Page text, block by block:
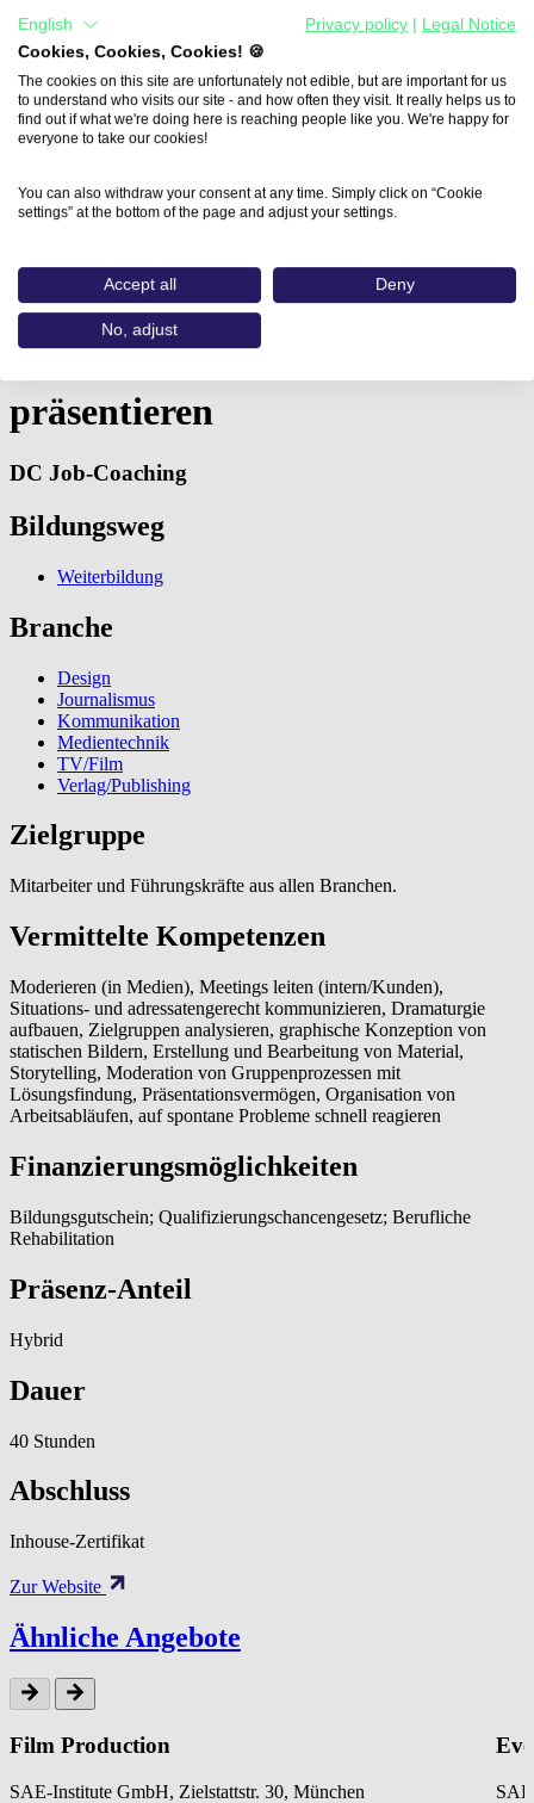
Home
Aus- und Weiterbildungen
Gekonnt moderieren - kreativ…
präsentieren
DC Job-Coaching
Bildungsweg
Weiterbildung
Branche
Design
Journalismus
Kommunikation
Medientechnik
TV/Film
Verlag/Publishing
Zielgruppe
Mitarbeiter und Führungskräfte aus allen Branchen.
Vermittelte Kompetenzen
Moderieren (in Medien), Meetings leiten (intern/Kunden),
Situations- und adressatengerecht kommunizieren, Dramaturgie
aufbauen, Zielgruppen analysieren, graphische Konzeption von
statischen Bildern, Erstellung und Bearbeitung von Material,
Storytelling, Moderation von Gruppenprozessen mit
Lösungsfindung, Präsentationsvermögen, Organisation von
Arbeitsabläufen, auf spontane Probleme schnell reagieren
Finanzierungsmöglichkeiten
Bildungsgutschein; Qualifizierungschancengesetz; Berufliche
Rehabilitation
Präsenz-Anteil
Hybrid
Dauer
40 Stunden
Abschluss
Inhouse-Zertifikat
Zur Website
Ähnliche Angebote
Film Production
SAE-Institute GmbH, Zielstattstr. 30, München
English Privacy policy
Legal Notice
Cookies, Cookies, Cookies! 🍪
The cookies on this site are unfortunately not edible, but are important for us
to understand who visits our site - and how often they visit. It really helps us to
find out if what we're doing here is reaching people like you. We're happy for
everyone to take our cookies!
You can also withdraw your consent at any time. Simply click on “Cookie
settings” at the bottom of the page and adjust your settings.
Accept all Deny
No, adjust